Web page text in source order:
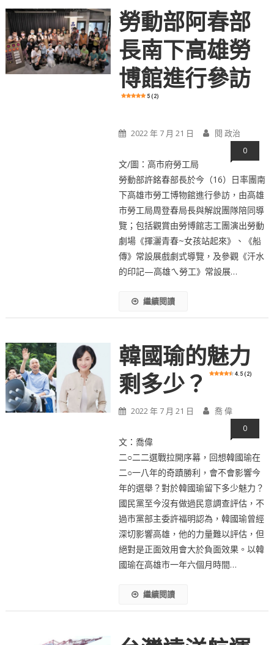
勞動部阿春部
長南下高雄勞
博館進行參訪
5 (2)
2022 年 7 月 21 日 閱 政治
0
文/圖：高市府勞工局
勞動部許銘春部長於今（16）日率團南
下高雄市勞工博物館進行參訪，由高雄
市勞工局周登春局長與解說團隊陪同導
覽；包括觀賞由勞博館志工團演出勞動
劇場《揮灑青春~女孩站起來》、《船
傳》常設展戲劇式導覽，及參觀《汗水
的印記—高雄ㄟ勞工》常設展…
繼續閱讀
韓國瑜的魅力
剩多少？
4.5 (2)
2022 年 7 月 21 日 喬 偉
0
文：喬偉
二○二二選戰拉開序幕，回想韓國瑜在
二○一八年的奇蹟勝利，會不會影響今
年的選舉？對於韓國瑜留下多少魅力？
國民黨至今沒有做過民意調查評估，不
過市黨部主委許福明認為，韓國瑜曾經
深切影響高雄，他的力量難以評估，但
絕對是正面效用會大於負面效果。以韓
國瑜在高雄市一年六個月時間…
繼續閱讀